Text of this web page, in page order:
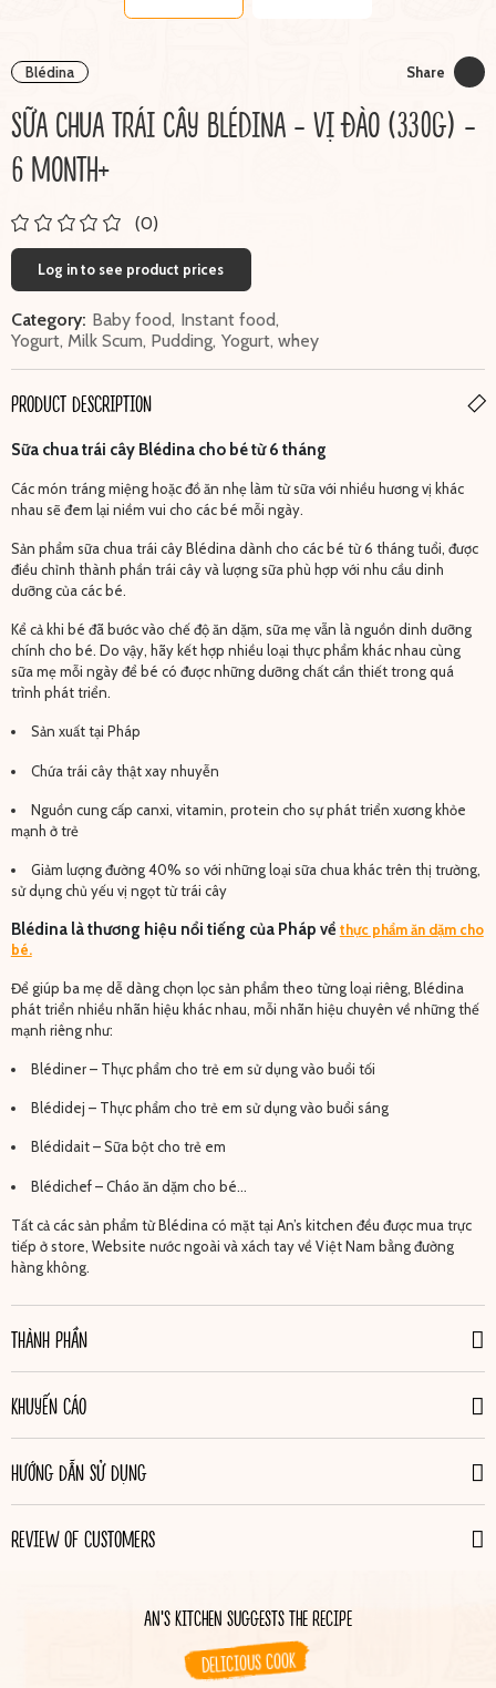
Blédina Share
SỮA CHUA TRÁI CÂY BLÉDINA - VỊ ĐÀO (330G) -
6 MONTH+
(0)
Log in to see product prices
Category: Baby food, Instant food,
Yogurt, Milk Scum, Pudding, Yogurt, whey
PRODUCT DESCRIPTION
Sữa chua trái cây Blédina cho bé từ 6 tháng
Các món tráng miệng hoặc đồ ăn nhẹ làm từ sữa với nhiều hương vị khác
nhau sẽ đem lại niềm vui cho các bé mỗi ngày.
Sản phẩm sữa chua trái cây Blédina dành cho các bé từ 6 tháng tuổi, được
điều chỉnh thành phần trái cây và lượng sữa phù hợp với nhu cầu dinh
dưỡng của các bé.
Kể cả khi bé đã bước vào chế độ ăn dặm, sữa mẹ vẫn là nguồn dinh dưỡng
chính cho bé. Do vậy, hãy kết hợp nhiều loại thực phẩm khác nhau cùng
sữa mẹ mỗi ngày để bé có được những dưỡng chất cần thiết trong quá
trình phát triển.
Sản xuất tại Pháp
Chứa trái cây thật xay nhuyễn
Nguồn cung cấp canxi, vitamin, protein cho sự phát triển xương khỏe
mạnh ở trẻ
Giảm lượng đường 40% so với những loại sữa chua khác trên thị trường,
sử dụng chủ yếu vị ngọt từ trái cây
Blédina là thương hiệu nổi tiếng của Pháp về thực phẩm ăn dặm cho
bé.
Để giúp ba mẹ dễ dàng chọn lọc sản phẩm theo từng loại riêng, Blédina
phát triển nhiều nhãn hiệu khác nhau, mỗi nhãn hiệu chuyên về những thế
mạnh riêng như:
Blédiner – Thực phẩm cho trẻ em sử dụng vào buổi tối
Blédidej – Thực phẩm cho trẻ em sử dụng vào buổi sáng
Blédidait – Sữa bột cho trẻ em
Blédichef – Cháo ăn dặm cho bé…
Tất cả các sản phẩm từ Blédina có mặt tại An’s kitchen đều được mua trực
tiếp ở store, Website nước ngoài và xách tay về Việt Nam bằng đường
hàng không.
THÀNH PHẦN
KHUYẾN CÁO
HƯỚNG DẪN SỬ DỤNG
REVIEW OF CUSTOMERS
AN'S KITCHEN SUGGESTS THE RECIPE
DELICIOUS COOK